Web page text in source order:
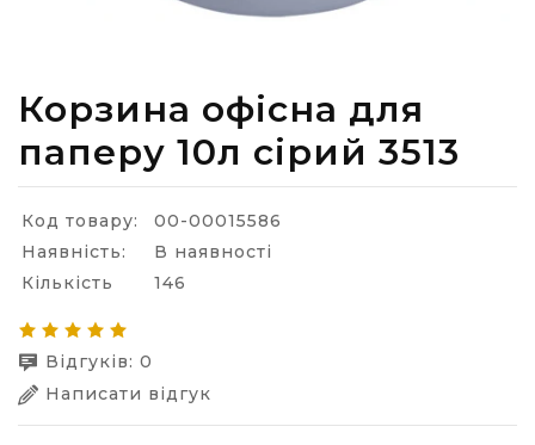
Корзина офісна для
паперу 10л сірий 3513
Код товару:
00-00015586
Наявність:
В наявності
Кількість
146
Відгуків: 0
Написати відгук